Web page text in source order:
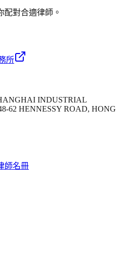
配對合適律師。
所
INDUSTRIAL
62 HENNESSY ROAD, HONG
師名冊